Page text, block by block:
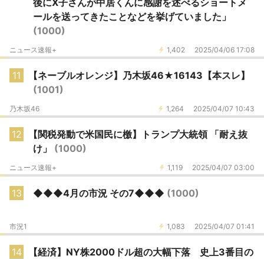
後にX子さんが中居くんに感謝を述べるショートメ
ールを送ってきたことなどを挙げていました」
(1000)
1,402 2025/04/06 17:08
ニュース速報+
11
【ネーブルオレンジ】乃木坂46★16143【本スレ】
(1001)
1,264 2025/04/07 10:43
乃木坂46
12
【関税発動で米国民に檄】トランプ大統領 「耐え抜
け」 (1000)
1,119 2025/04/07 03:00
ニュース速報+
13 ◆◆◆4月の市況 その7◆◆◆ (1000)
1,083 2025/04/07 01:41
市況1
14
【経済】NY株2000ドル超の大幅下落 史上3番目の